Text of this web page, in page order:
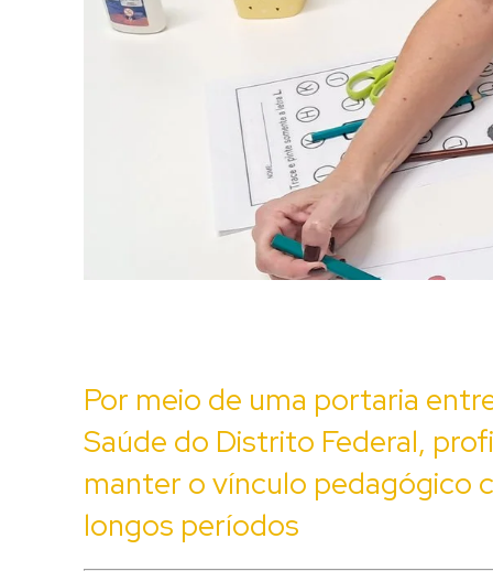
Por meio de uma portaria
Saúde do Distrito Federal,
manter o vínculo pedagógico
longos períodos